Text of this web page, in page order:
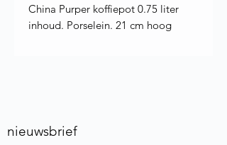
China Purper koffiepot 0.75 liter
inhoud. Porselein. 21 cm hoog
nieuwsbrief